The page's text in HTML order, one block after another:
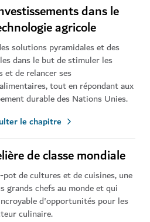
dans le
agricole
solutions pyramidales et des
dans le but de stimuler les
de relancer ses
tout en répondant aux
durable des Nations Unies.
le chapitre
de classe mondiale
de cultures et de cuisines, une
chefs au monde et qui
d'opportunités pour les
culinaire.